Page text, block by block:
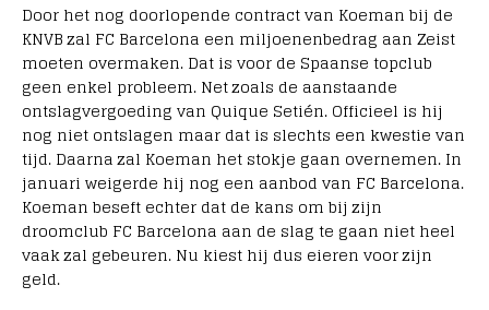
Door het nog doorlopende contract van Koeman bij de
KNVB zal FC Barcelona een miljoenenbedrag aan Zeist
moeten overmaken. Dat is voor de Spaanse topclub
geen enkel probleem. Net zoals de aanstaande
ontslagvergoeding van Quique Setién. Officieel is hij
nog niet ontslagen maar dat is slechts een kwestie van
tijd. Daarna zal Koeman het stokje gaan overnemen. In
januari weigerde hij nog een aanbod van FC Barcelona.
Koeman beseft echter dat de kans om bij zijn
droomclub FC Barcelona aan de slag te gaan niet heel
vaak zal gebeuren. Nu kiest hij dus eieren voor zijn
geld.